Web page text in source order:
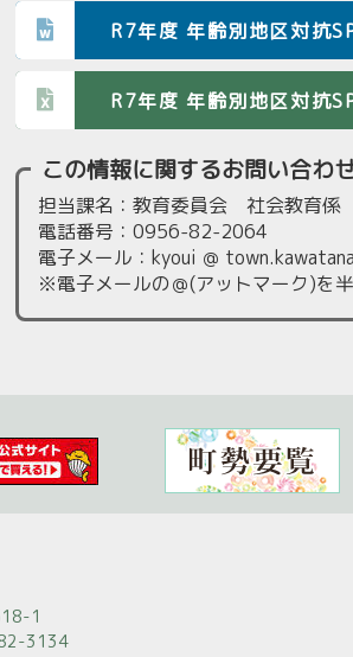
R7年度 年齢別地区対
R7年度 年齢別地区対抗
この情報に関するお問い合わ
担当課名：教育委員会 社会教育係
電話番号：0956-82-2064
電子メール：kyoui ＠
※電子メールの＠(アットマーク)を
1
3134